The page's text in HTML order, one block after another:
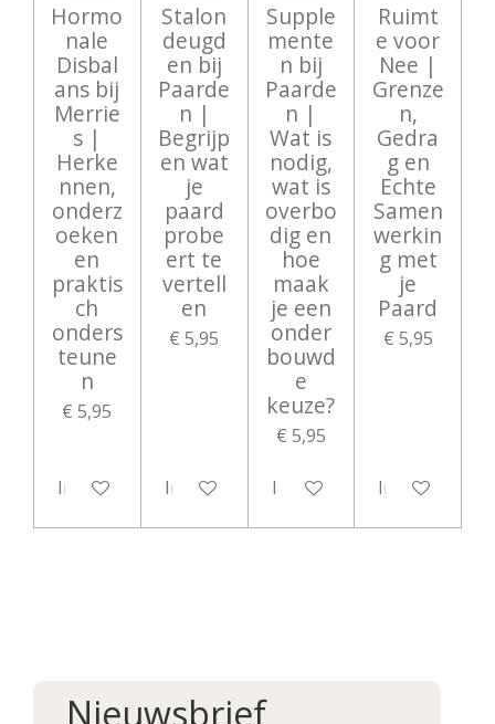
Hormo
nale
Disbal
ans bij
Merrie
s |
Herke
nnen,
onderz
oeken
en
praktis
ch
onders
teune
n
€ 5,95
In winkelwagen
Stalon
deugd
en bij
Paarde
n |
Begrijp
en wat
je
paard
probe
ert te
vertell
en
€ 5,95
In winkelwagen
Supple
mente
n bij
Paarde
n |
Wat is
nodig,
wat is
overbo
dig en
hoe
maak
je een
onder
bouwd
e
keuze?
€ 5,95
In winkelwagen
Ruimt
e voor
Nee |
Grenze
n,
Gedra
g en
Echte
Samen
werkin
g met
je
Paard
€ 5,95
In
Nieuwsbrief